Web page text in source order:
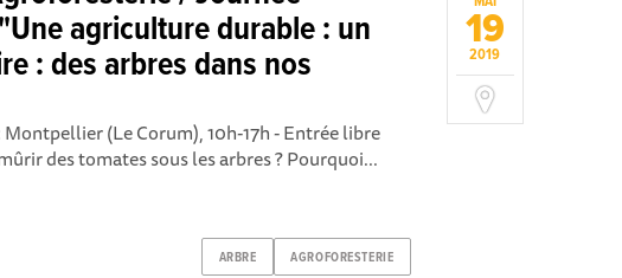
19
2019
agriculture durable : un
: des arbres dans nos
Montpellier (Le Corum), 10h-17h - Entrée libre
des tomates sous les arbres ? Pourquoi...
ARBRE AGROFORESTERIE